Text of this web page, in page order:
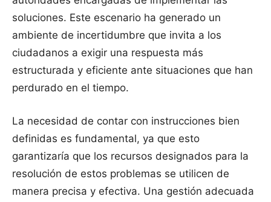
soluciones. Este escenario ha generado un
ambiente de incertidumbre que invita a los
ciudadanos a exigir una respuesta más
estructurada y eficiente ante situaciones que han
perdurado en el tiempo.
La necesidad de contar con instrucciones bien
definidas es fundamental, ya que esto
garantizaría que los recursos designados para la
resolución de estos problemas se utilicen de
manera precisa y efectiva. Una gestión adecuada